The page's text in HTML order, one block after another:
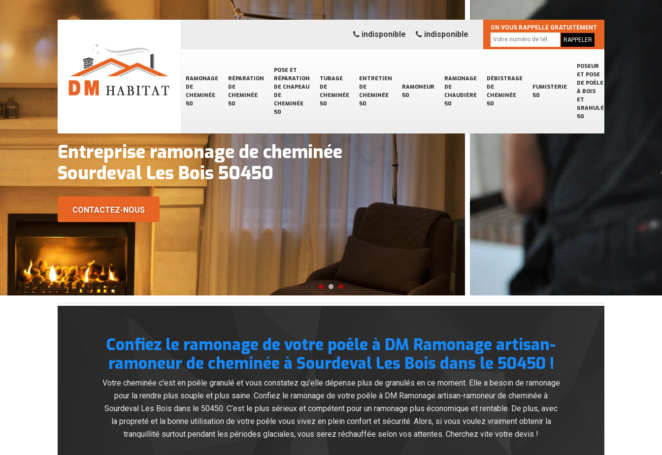
RAMONAGE
DE
CHEMINÉE
50
RÉPARATION
DE
CHEMINÉE
50
POSE ET
RÉPARATION
DE CHAPEAU
DE
CHEMINÉE
50
TUBAGE
DE
CHEMINÉE
50
ENTRETIEN
DE
CHEMINÉE
50
RAMONEUR
50
RAMONAGE
DE
CHAUDIÈRE
50
DÉBISTRAGE
DE
CHEMINÉE
50
FUMISTERIE
50
POSEUR
ET POSE
DE POÊLE
À BOIS
ET
GRANULÉ
50
indisponible indisponible
ON VOUS RAPPELLE GRATUITEMENT
Entreprise ramonage de cheminée
Sourdeval Les Bois 50450
CONTACTEZ-NOUS
Confiez le ramonage de votre poêle à DM Ramonage artisan-
ramoneur de cheminée à Sourdeval Les Bois dans le 50450 !
Votre cheminée c'est en poêle granulé et vous constatez qu’elle dépense plus de granulés en ce moment. Elle a besoin de ramonage
pour la rendre plus souple et plus saine. Confiez le ramonage de votre poêle à DM Ramonage artisan-ramoneur de cheminée à
Sourdeval Les Bois dans le 50450. C’est le plus sérieux et compétent pour un ramonage plus économique et rentable. De plus, avec
la propreté et la bonne utilisation de votre poêle vous vivez en plein confort et sécurité. Alors, si vous voulez vraiment obtenir la
tranquillité surtout pendant les périodes glaciales, vous serez réchauffée selon vos attentes. Cherchez vite votre devis !